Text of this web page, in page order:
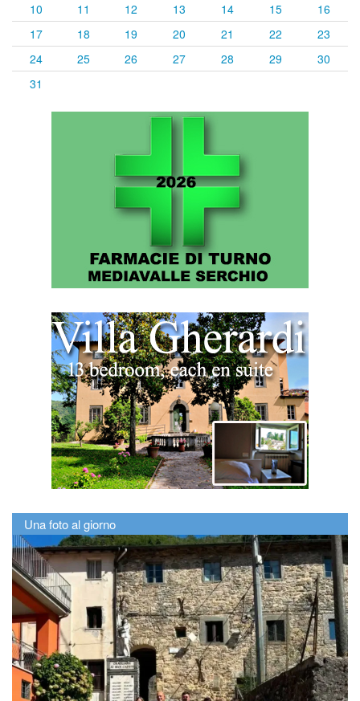
10
11 12 13 14 15
16
17
18 19 20 21 22
23
24
25 26 27 28 29
30
31
Una foto al giorno